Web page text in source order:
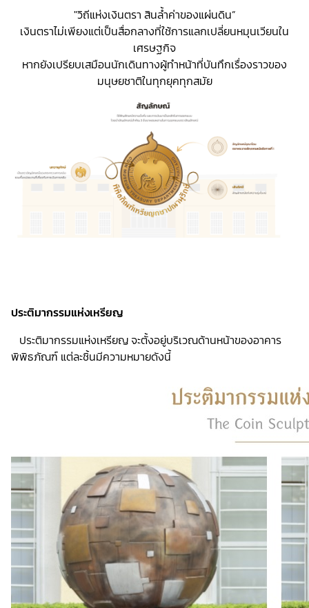
"วิถีแห่งเงินตรา สินล้ำค่าของแผ่นดิน”
เงินตราไม่เพียงแต่เป็นสื่อกลางที่ใช้การแลกเปลี่ยนหมุนเวียนใน
เศรษฐกิจ
หากยังเปรียบเสมือนนักเดินทางผู้ทำหน้าที่บันทึกเรื่องราวของ
มนุษยชาติในทุกยุคทุกสมัย
ประติมากรรมแห่งเหรียญ
ประติมากรรมแห่งเหรียญ จะตั้งอยู่บริเวณด้านหน้าของอาคาร
พิพิธภัณฑ์ แต่ละชิ้นมีความหมายดังนี้